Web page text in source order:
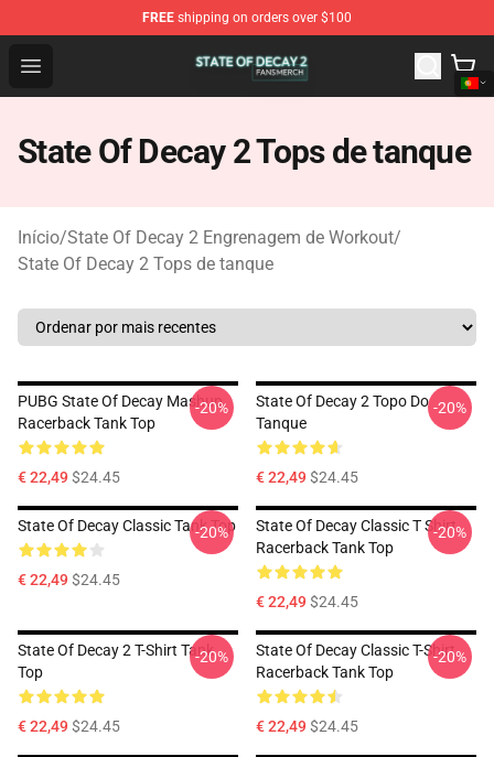
FREE shipping on orders over $100
Open menu
State Of Decay 2 Shop - Official State Of Decay 2
State Of Decay 2 Tops de tanque
Início/State Of Decay 2 Engrenagem de Workout/
State Of Decay 2 Tops de tanque
PUBG State Of Decay Mashup
Racerback Tank Top
€ 22,49$24.45
-20%
State Of Decay 2 Topo Do
Tanque
€ 22,49$24.45
-20%
State Of Decay Classic Tank Top
€ 22,49$24.45
-20%
State Of Decay Classic T Shirt
Racerback Tank Top
€ 22,49$24.45
-20%
State Of Decay 2 T-Shirt Tank
Top
€ 22,49$24.45
-20%
State Of Decay Classic T-Shirt
Racerback Tank Top
€ 22,49$24.45
-20%